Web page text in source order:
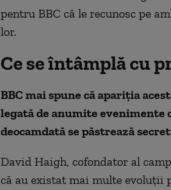
pentru BBC că le recunosc pe
lor.
Ce se întâmplă cu
BBC mai spune că apariția
legată de anumite evenimente
deocamdată se păstrează
David Haigh, cofondator al
că au existat mai multe evoluţii